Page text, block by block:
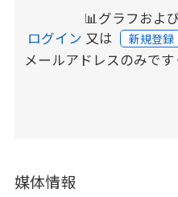
📊グラフおよ
ログイン 又は 新規登
メールアドレスのみです
媒体情報